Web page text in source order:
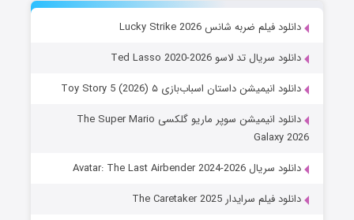
دانلود فیلم ضربه شانس Lucky Strike 2026
دانلود سریال تد لاسو Ted Lasso 2020-2026
دانلود انیمیشن داستان اسباب‌بازی ۵ Toy Story 5 (2026)
دانلود انیمیشن سوپر ماریو گلکسی The Super Mario
Galaxy 2026
دانلود سریال Avatar: The Last Airbender 2024-2026
دانلود فیلم سرایدار The Caretaker 2025